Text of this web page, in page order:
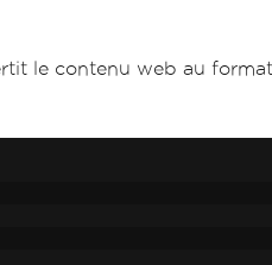
le contenu web au